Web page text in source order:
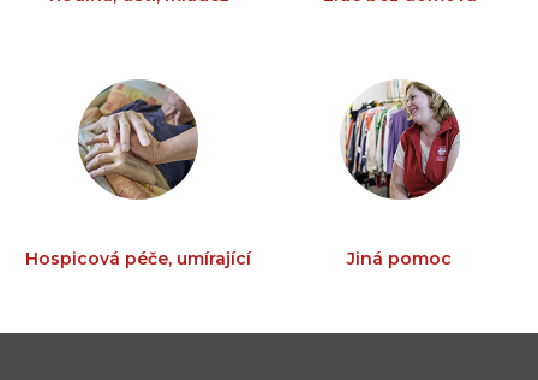
Hospicová péče, umírající Jiná pomoc